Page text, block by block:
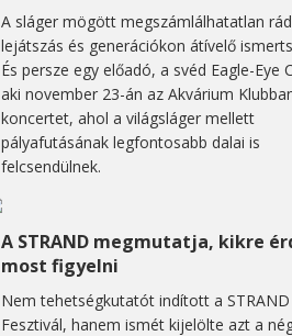
A sláger mögött megszámlálhatatlan
lejátszás és generációkon átívelő
És persze egy előadó, a svéd Eagle-Eye
aki november 23-án az Akvárium
koncertet, ahol a világsláger mellett
pályafutásának legfontosabb dalai is
felcsendülnek.
A STRAND megmutatja, kikre
most figyelni
Nem tehetségkutatót indított a STRAND
Fesztivál, hanem ismét kijelölte azt a